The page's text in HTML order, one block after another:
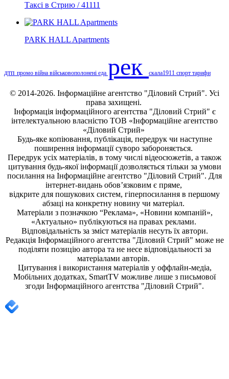
Таксі в Стрию / 41111
PARK HALL Apartments
дтп промо війна військовополонені еда рек скала1911 спорт тарифи
© 2014-2026. Інформаційне агентство "Діловий Стрий". Усі
права захищені.
Інформація інформаційного агентства "Діловий Стрий" є
інтелектуальною власністю ТОВ «Інформаційне агентство
«Діловий Стрий»
Будь-яке копiювання, публiкацiя, передрук чи наступне
поширення iнформацiї суворо забороняється.
Передрук усіх матеріалів, в тому числі відеосюжетів, а також
цитування будь-якої інформації дозволяється тільки за умови
посилання на Інформаційне агентство "Діловий Стрий". Для
інтернет-видань обов’язковим є пряме,
відкрите для пошукових систем, гіперпосилання в першому
абзаці на конкретну новину чи матеріал.
Матеріали з позначкою “Реклама», «Новини компаній»,
«Актуально» публікуються на правах реклами.
Відповідальність за зміст матеріалів несуть їх автори.
Редакція Інформаційного агентства "Діловий Стрий" може не
поділяти позицію автора та не несе відповідальності за
матеріалами авторів.
Цитування і використання матеріалів у оффлайн-медіа,
Мобільних додатках, SmartTV можливе лише з письмової
згоди Інформаційного агентства "Діловий Стрий".